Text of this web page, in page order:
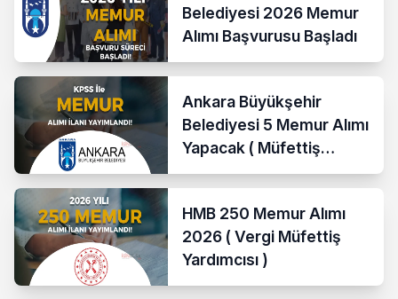
Belediyesi 2026 Memur
Alımı Başvurusu Başladı
Ankara Büyükşehir
Belediyesi 5 Memur Alımı
Yapacak ( Müfettiş
Yardımcısı )
HMB 250 Memur Alımı
2026 ( Vergi Müfettiş
Yardımcısı )